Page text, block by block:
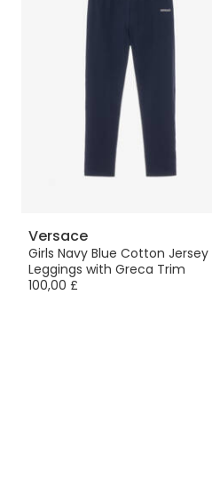
Versace
Girls Navy Blue Cotton Jersey
Leggings with Greca Trim
100,00 £